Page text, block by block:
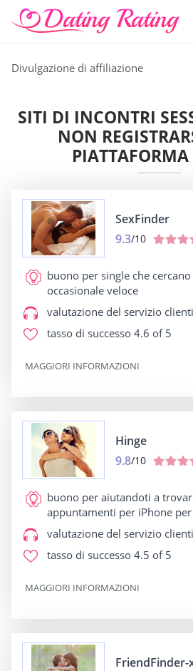
Divulgazione di affiliazione
SITI DI INCONTRI
NON
PIATTAFORMA
SexFinder
9.3/10
buono per single che
occasionale veloce
valutazione del servizio clienti
tasso di successo 4.6 of 5
MAGGIORI INFORMAZIONI
Hinge
9.8/10
buono per aiutandoti a
appuntamenti per iPhone
valutazione del servizio clienti
tasso di successo 4.5 of 5
MAGGIORI INFORMAZIONI
FriendFinder-